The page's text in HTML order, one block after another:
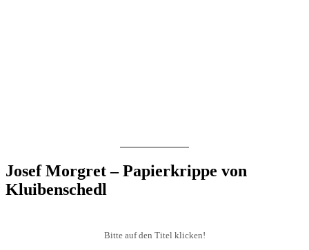
Josef Morgret – Papierkrippe von
Kluibenschedl
Bitte auf den Titel klicken!